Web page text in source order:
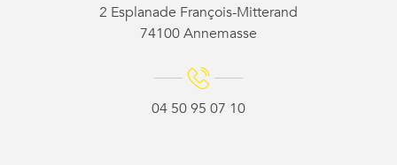
2 Esplanade François-Mitterand
74100 Annemasse
04 50 95 07 10